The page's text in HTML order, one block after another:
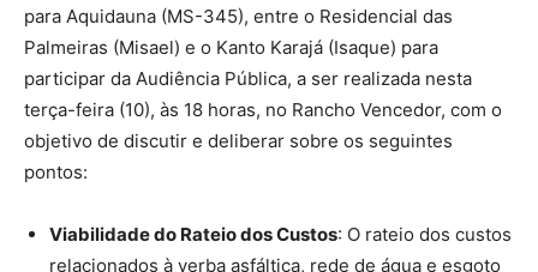
para Aquidauna (MS-345), entre o Residencial das
Palmeiras (Misael) e o Kanto Karajá (Isaque) para
participar da Audiência Pública, a ser realizada nesta
terça-feira (10), às 18 horas, no Rancho Vencedor, com o
objetivo de discutir e deliberar sobre os seguintes
pontos:
Viabilidade do Rateio dos Custos: O rateio dos custos
relacionados à verba asfáltica, rede de água e esgoto